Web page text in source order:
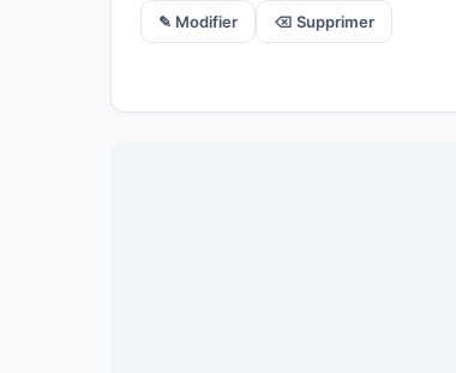
✎ Modifier ⌫ Supprimer